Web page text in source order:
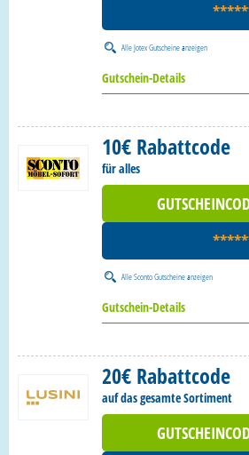
AlleJotex Gutscheineanzeigen
Gutschein-Details
10€ Rabattcode
für alles
AlleSconto Gutscheineanzeigen
Gutschein-Details
20€ Rabattcode
auf das gesamte Sortiment